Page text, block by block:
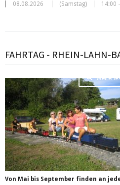
08.08.2026 (Samstag) 14:00
FAHRTAG - RHEIN-LAHN-
Von Mai bis September finden an